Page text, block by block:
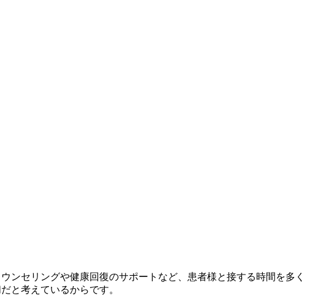
ンセリングや健康回復のサポートなど、患者様と接する時間を多く
と考えているからです。